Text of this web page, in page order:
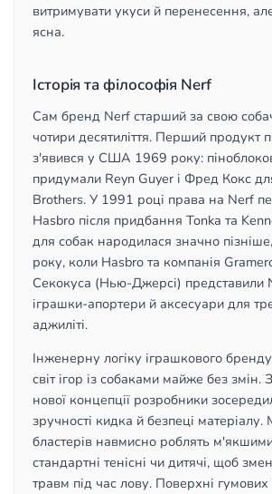
витримувати укуси й перенесення,
ясна.
Історія та філософія Nerf
Сам бренд Nerf старший за свою
чотири десятиліття. Перший продукт
з'явився у США 1969 року:
придумали Reyn Guyer і Фред Кокс
Brothers. У 1991 році права на Nerf
Hasbro після придбання Tonka та
для собак народилася значно
року, коли Hasbro та компанія
Секокуса (Нью-Джерсі) представили
іграшки-апортери й аксесуари для
аджиліті.
Інженерну логіку іграшкового
світ ігор із собаками майже без змін.
нової концепції розробники
зручності кидка й безпеці матеріалу.
бластерів навмисно роблять
стандартні тенісні чи дитячі, щоб
травм під час лову. Поверхні